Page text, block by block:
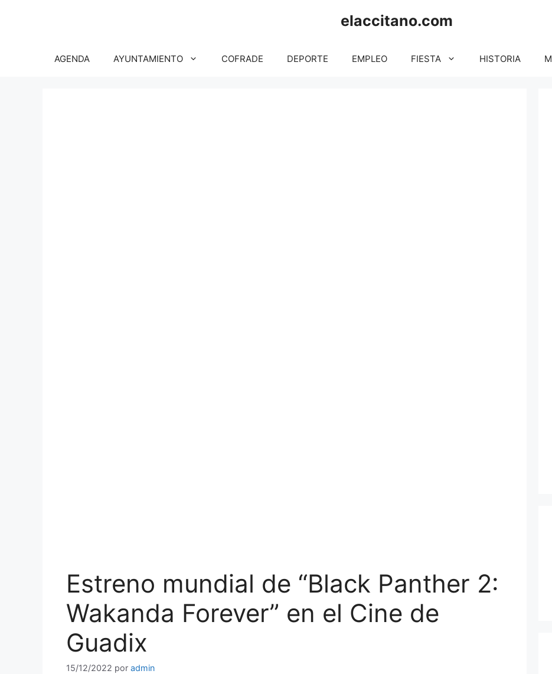
elaccitano.com
AGENDA AYUNTAMIENTO COFRADE DEPORTE EMPLEO FIESTA HISTORIA
Estreno mundial de “Black Panther 2:
Wakanda Forever” en el Cine de
Guadix
15/12/2022 por admin